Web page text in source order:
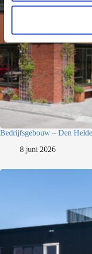
t
Bedrijfsgebouw – Den
8 juni 2026